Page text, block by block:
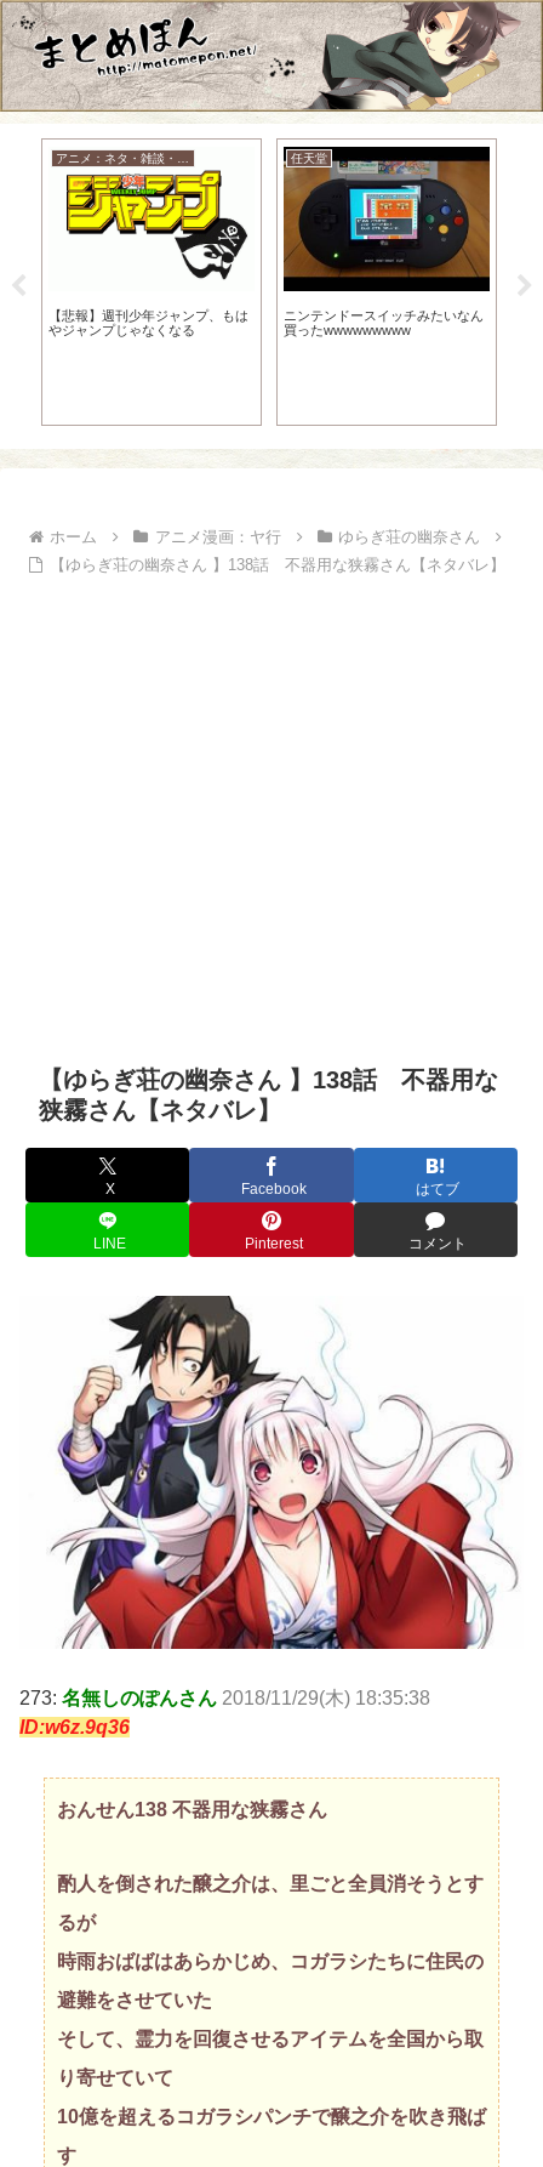
アニメ：ネタ・雑談・ニュース
【悲報】週刊少年ジャンプ、もは
やジャンプじゃなくなる
任天堂
ニンテンドースイッチみたいなん
買ったwwwwwwwww
【
ホーム アニメ漫画：ヤ行
ゆらぎ荘の幽奈さん
【ゆらぎ荘の幽奈さん 】138話 不器用な狭霧さん【ネタバレ】
【ゆらぎ荘の幽奈さん 】138話 不器用な
狭霧さん【ネタバレ】
X Facebook はてブ
LINE Pinterest コメント
273: 名無しのぽんさん 2018/11/29(木) 18:35:38
ID:w6z.9q36
おんせん138 不器用な狭霧さん
酌人を倒された醸之介は、里ごと全員消そうとす
るが
時雨おばばはあらかじめ、コガラシたちに住民の
避難をさせていた
そして、霊力を回復させるアイテムを全国から取
り寄せていて
10億を超えるコガラシパンチで醸之介を吹き飛ば
す